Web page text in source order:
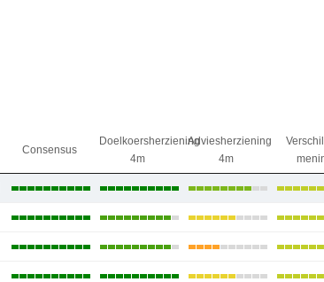
Consensus
Doelkoersherziening
4m
Adviesherziening
4m